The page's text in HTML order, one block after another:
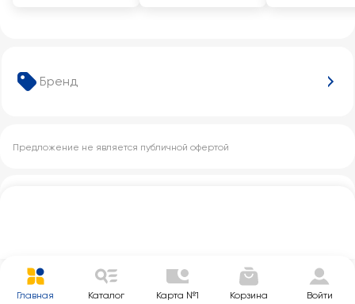
Бренд
Предложение не является публичной офертой
Главная Каталог Карта №1 Корзина Войти